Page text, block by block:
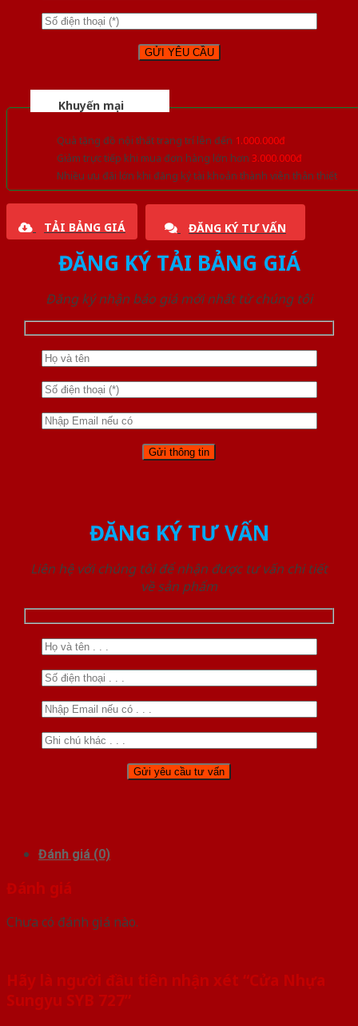
Khuyến mại
Quà tặng đồ nội thất trang trí lên đến 1.000.000đ
Giảm trực tiếp khi mua đơn hàng lớn hơn 3.000.000đ
Nhiều ưu đãi lớn khi đăng ký tài khoản thành viên thân thiết
TẢI BẢNG GIÁ ĐĂNG KÝ TƯ VẤN
ĐĂNG KÝ TẢI BẢNG GIÁ
Đăng ký nhận báo giá mới nhất từ chúng tôi
ĐĂNG KÝ TƯ VẤN
Liên hệ với chúng tôi để nhận được tư vấn chi tiết
về sản phẩm
Đánh giá (0)
Đánh giá
Chưa có đánh giá nào.
Hãy là người đầu tiên nhận xét “Cửa Nhựa
Sungyu SYB 727”